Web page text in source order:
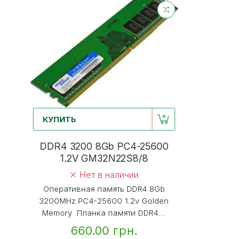
КУПИТЬ
DDR4 3200 8Gb PC4-25600
1.2V GM32N22S8/8
Нет в наличии
Оперативная память DDR4 8Gb
3200MHz PC4-25600 1.2v Golden
Memory Планка памяти DDR4...
660.00 грн.